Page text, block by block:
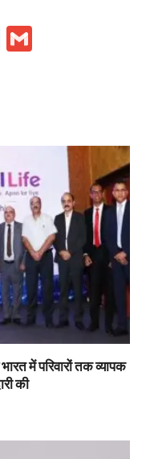
Li
n
में परिवारों तक व्यापक
की